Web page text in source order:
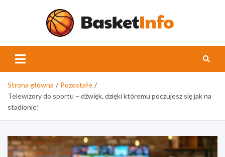
Strona główna
Pozostałe
Telewizory do sportu – dźwięk, dzięki któremu poczujesz się jak na
stadionie!